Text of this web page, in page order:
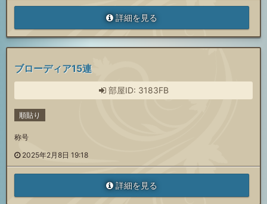
詳細を見る
ブローディア15連
部屋ID: 3183FB
順貼り
称号
2025年2月8日 19:18
詳細を見る